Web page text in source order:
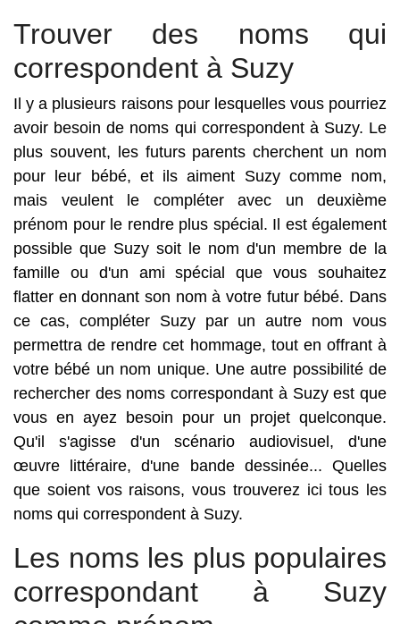
Trouver des noms qui
correspondent à Suzy
Il y a plusieurs raisons pour lesquelles vous pourriez
avoir besoin de noms qui correspondent à Suzy. Le
plus souvent, les futurs parents cherchent un nom
pour leur bébé, et ils aiment Suzy comme nom,
mais veulent le compléter avec un deuxième
prénom pour le rendre plus spécial. Il est également
possible que Suzy soit le nom d'un membre de la
famille ou d'un ami spécial que vous souhaitez
flatter en donnant son nom à votre futur bébé. Dans
ce cas, compléter Suzy par un autre nom vous
permettra de rendre cet hommage, tout en offrant à
votre bébé un nom unique. Une autre possibilité de
rechercher des noms correspondant à Suzy est que
vous en ayez besoin pour un projet quelconque.
Qu'il s'agisse d'un scénario audiovisuel, d'une
œuvre littéraire, d'une bande dessinée... Quelles
que soient vos raisons, vous trouverez ici tous les
noms qui correspondent à Suzy.
Les noms les plus populaires
correspondant à Suzy